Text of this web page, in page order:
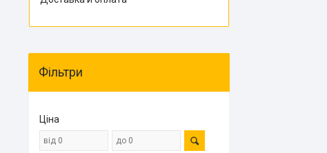
Фільтри
Ціна